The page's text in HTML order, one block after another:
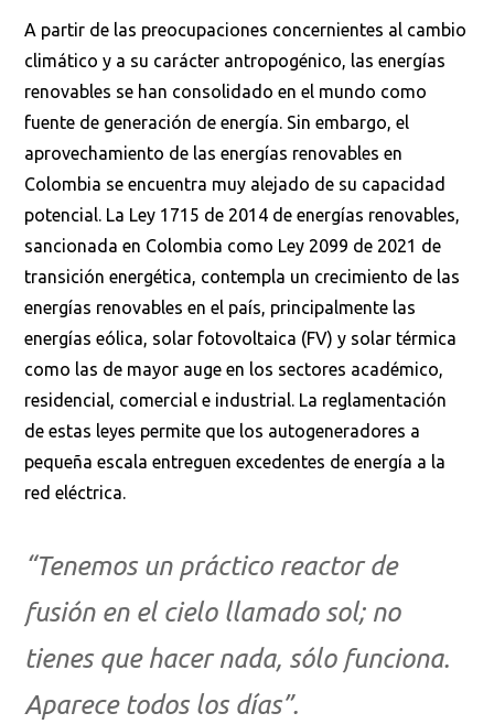
A partir de las preocupaciones concernientes al cambio
climático y a su carácter antropogénico, las energías
renovables se han consolidado en el mundo como
fuente de generación de energía. Sin embargo, el
aprovechamiento de las energías renovables en
Colombia se encuentra muy alejado de su capacidad
potencial. La Ley 1715 de 2014 de energías renovables,
sancionada en Colombia como Ley 2099 de 2021 de
transición energética, contempla un crecimiento de las
energías renovables en el país, principalmente las
energías eólica, solar fotovoltaica (FV) y solar térmica
como las de mayor auge en los sectores académico,
residencial, comercial e industrial. La reglamentación
de estas leyes permite que los autogeneradores a
pequeña escala entreguen excedentes de energía a la
red eléctrica.
“Tenemos un práctico reactor de
fusión en el cielo llamado sol; no
tienes que hacer nada, sólo funciona.
Aparece todos los días”.